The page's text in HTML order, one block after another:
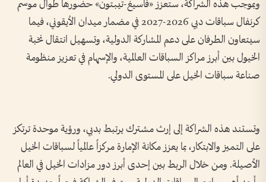
وبموجب هذه الشراكة، ستعزز «فاسيغ-تيبتون» حضورها طوال موسم
كرنفال سباقات دبي 2026-2027 في مضمار ميدان الأيقوني، فيما
سيتعاون الطرفان على دعم المشاركة الدولية، وتسهيل انتقال نخبة
الخيول بين أبرز مراكز السباقات العالمية، والإسهام في تعزيز منظومة
صناعة سباقات الخيل على المستوى الدولي.
وتستند هذه الشراكة إلى إرث مشترك يرتبط بدبي، ورؤية موحدة ترتكز
على التميز والابتكار، بما يعزز مكانة الإمارة مركزاً عالمياً لسباقات الخيل
الأصيلة. ومن خلال الربط بين إحدى أبرز دور مزادات الخيل في العالم